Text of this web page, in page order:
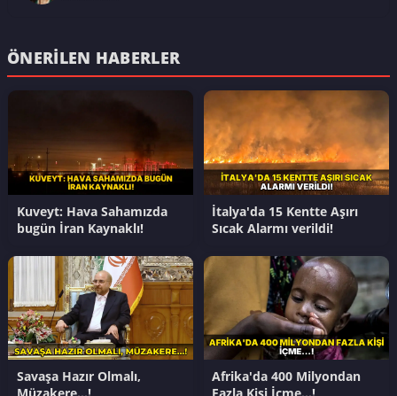
ÖNERILEN HABERLER
Kuveyt: Hava Sahamızda
bugün İran Kaynaklı!
İtalya'da 15 Kentte Aşırı
Sıcak Alarmı verildi!
Savaşa Hazır Olmalı,
Afrika'da 400 Milyondan